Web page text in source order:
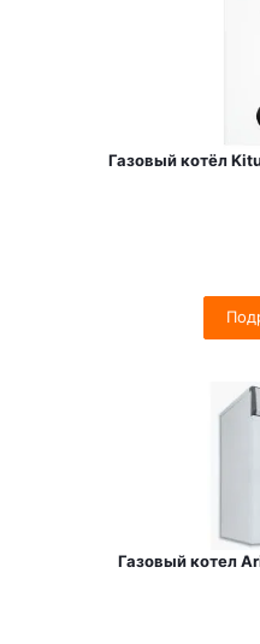
Газовый котёл
Газовый котел